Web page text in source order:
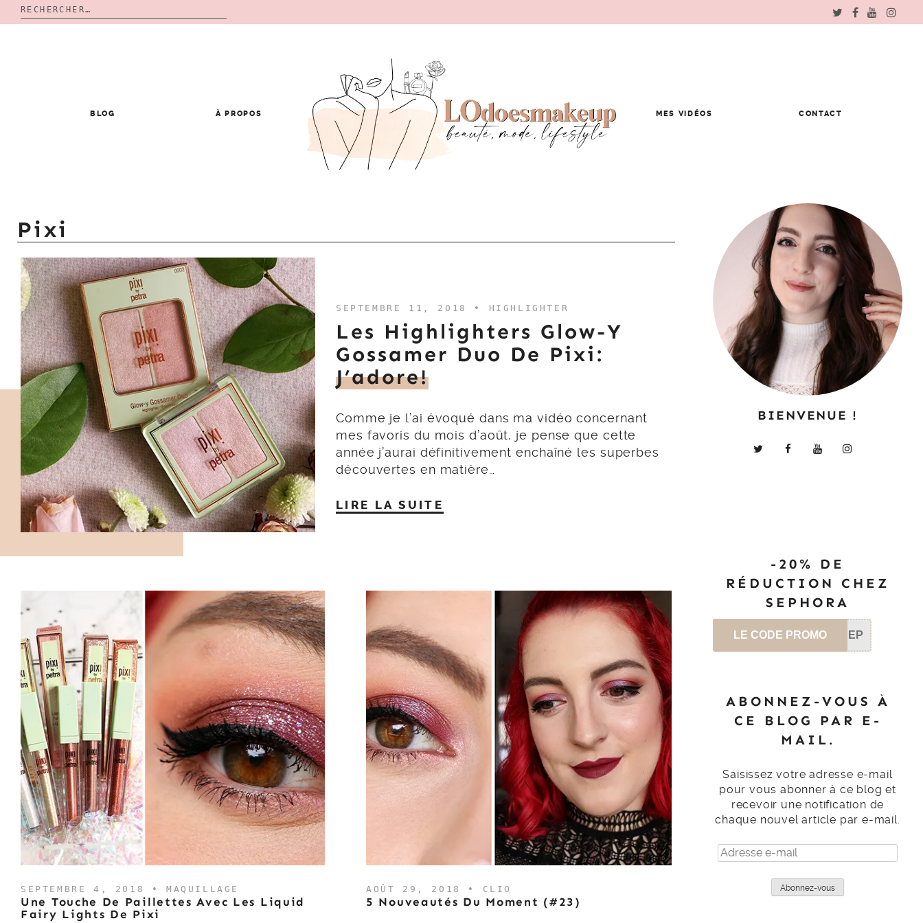
Rechercher :
BLOG À PROPOS MES VIDÉOS CONTACT
Pixi
SEPTEMBRE 11, 2018 • HIGHLIGHTER
Les Highlighters Glow-Y
Gossamer Duo De Pixi:
J’adore!
Comme je l’ai évoqué dans ma vidéo concernant
mes favoris du mois d’août, je pense que cette
année j’aurai définitivement enchaîné les superbes
découvertes en matière…
LIRE LA SUITE
SEPTEMBRE 4, 2018 •MAQUILLAGE
Une Touche De Paillettes Avec Les Liquid
Fairy Lights De Pixi
AOÛT 29, 2018 • CLIO
5 Nouveautés Du Moment (#23)
BIENVENUE !
-20% DE
RÉDUCTION CHEZ
SEPHORA
LE CODE PROMO SEP
ABONNEZ-VOUS À
CE BLOG PAR E-
MAIL.
Saisissez votre adresse e-mail
pour vous abonner à ce blog et
recevoir une notification de
chaque nouvel article par e-mail.
Adresse
e-
Abonnez-vous